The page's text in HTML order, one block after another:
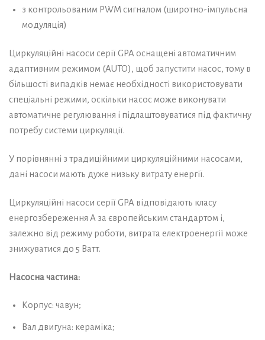
з контрольованим PWM сигналом (широтно-імпульсна
модуляція)
Циркуляційні насоси серії GPA оснащені автоматичним
адаптивним режимом (AUTO), щоб запустити насос, тому в
більшості випадків немає необхідності використовувати
спеціальні режими, оскільки насос може виконувати
автоматичне регулювання і підлаштовуватися під фактичну
потребу системи циркуляції.
У порівнянні з традиційними циркуляційними насосами,
дані насоси мають дуже низьку витрату енергії.
Циркуляційні насоси серії GPA відповідають класу
енергозбереження А за європейським стандартом і,
залежно від режиму роботи, витрата електроенергії може
знижуватися до 5 Ватт.
Насосна частина:
Корпус: чавун;
Вал двигуна: кераміка;